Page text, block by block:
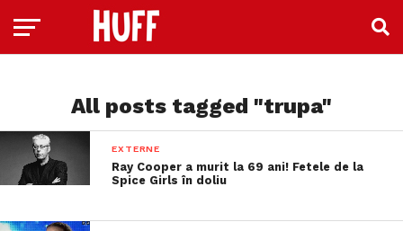
All posts tagged "trupa"
EXTERNE
Ray Cooper a murit la 69 ani! Fetele de la
Spice Girls în doliu